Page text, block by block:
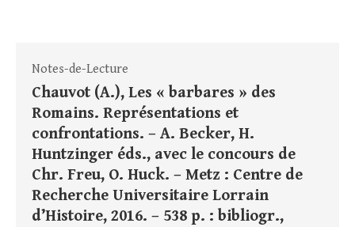
Notes-de-Lecture
Chauvot (A.), Les « barbares » des
Romains. Représentations et
confrontations. – A. Becker, H.
Huntzinger éds., avec le concours de
Chr. Freu, O. Huck. – Metz : Centre de
Recherche Universitaire Lorrain
d’Histoire, 2016. – 538 p. : bibliogr.,